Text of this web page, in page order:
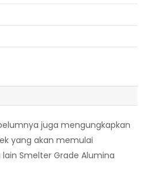
juga mengungkapkan
yang akan memulai
Smelter Grade Alumina